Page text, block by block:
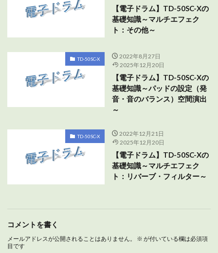
【電子ドラム】TD-50SC-Xの
基礎知識～マルチエフェク
ト：その他～
TD-50SC-X
2022年8月27日
2025年12月20日
【電子ドラム】TD-50SC-Xの
基礎知識～パッドの設定（発
音・音のバランス）空間演出
～
TD-50SC-X
2022年12月21日
2025年12月20日
【電子ドラム】TD-50SC-Xの
基礎知識～マルチエフェク
ト：リバーブ・フィルター～
コメントを書く
メールアドレスが公開されることはありません。 ※ が付いている欄は必須項
目です